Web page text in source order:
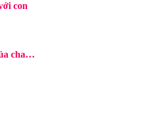
con
cha…